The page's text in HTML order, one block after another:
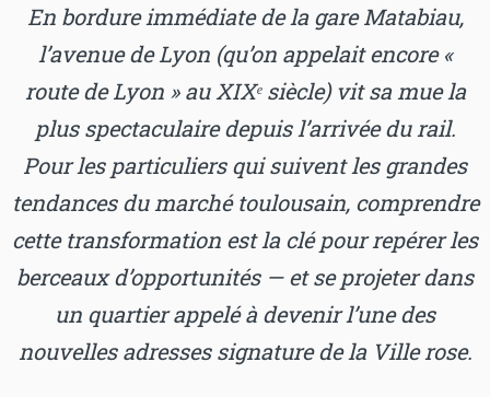
En bordure immédiate de la gare Matabiau,
l’avenue de Lyon (qu’on appelait encore «
route de Lyon » au XIXᵉ siècle) vit sa mue la
plus spectaculaire depuis l’arrivée du rail.
Pour les particuliers qui suivent les grandes
tendances du marché toulousain, comprendre
cette transformation est la clé pour repérer les
berceaux d’opportunités — et se projeter dans
un quartier appelé à devenir l’une des
nouvelles adresses signature de la Ville rose.